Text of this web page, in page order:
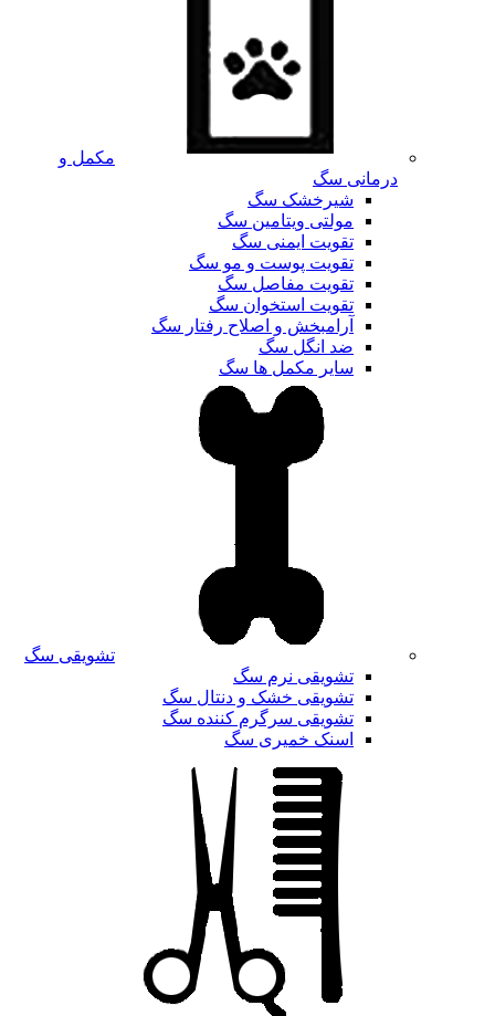
مکمل و
درمانی سگ
شیرخشک سگ
مولتی ویتامین سگ
تقویت ایمنی سگ
تقویت پوست و مو سگ
تقویت مفاصل سگ
تقویت استخوان سگ
آرامبخش و اصلاح رفتار سگ
ضد انگل سگ
سایر مکمل ها سگ
تشویقی سگ
تشویقی نرم سگ
تشویقی خشک و دنتال سگ
تشویقی سرگرم کننده سگ
اسنک خمیری سگ